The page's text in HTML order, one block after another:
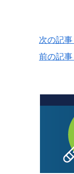
次の記
前の記